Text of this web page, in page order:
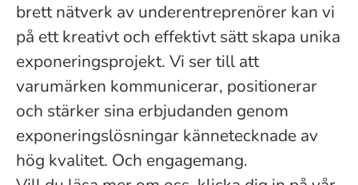
brett nätverk av underentreprenörer kan vi
på ett kreativt och effektivt sätt skapa unika
exponeringsprojekt. Vi ser till att
varumärken kommunicerar, positionerar
och stärker sina erbjudanden genom
exponeringslösningar kännetecknade av
hög kvalitet. Och engagemang.